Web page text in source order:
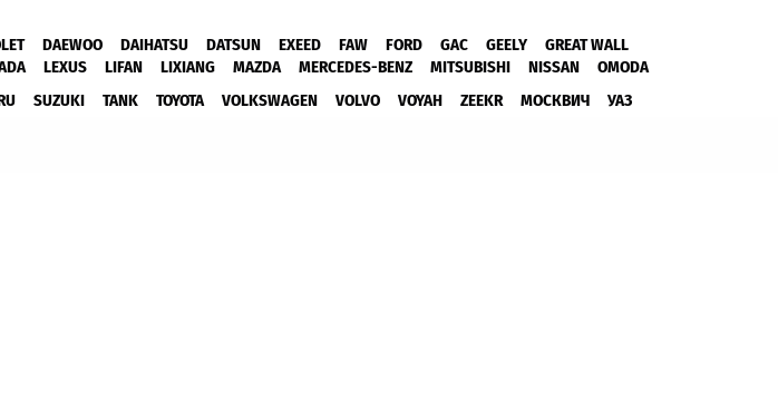
DAEWOO DAIHATSU DATSUN EXEED FAW FORD GAC GEELY
GREAT WALL
LEXUS LIFAN LIXIANG MAZDA MERCEDES-BENZ MITSUBISHI NISSAN
OMODA
SUZUKI TANK TOYOTA VOLKSWAGEN VOLVO VOYAH ZEEKR МОСКВИЧ УАЗ